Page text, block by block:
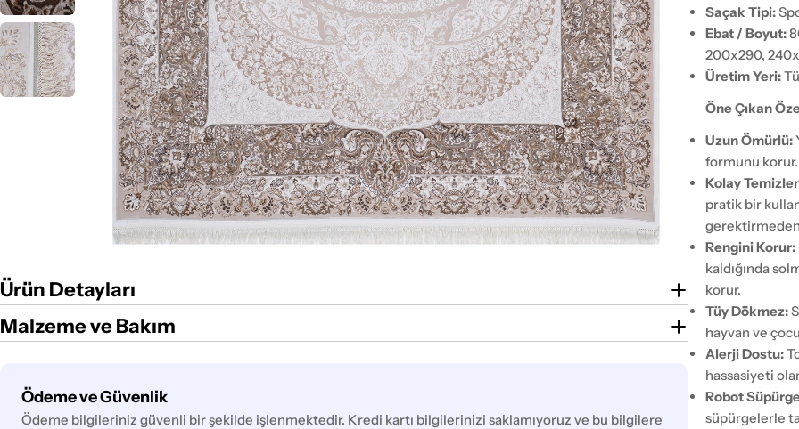
Ürün Detayları
Malzeme ve Bakım
Ödeme ve Güvenlik
Ödeme
yöntemleri
Ödeme bilgileriniz güvenli bir şekilde işlenmektedir. Kredi kartı bilgilerinizi saklamıyoruz ve bu bilgilere
Saçak Tipi:
Ebat / Boyut:
200x290,
Üretim Yeri:
Öne Çıkan
Uzun Ömürlü:
formunu korur.
Kolay
pratik bir
gerektirmeden
Rengini Korur:
kaldığında
korur.
Tüy Dökmez:
hayvan ve
Alerji Dostu:
hassasiyeti
Robot
süpürgelerle